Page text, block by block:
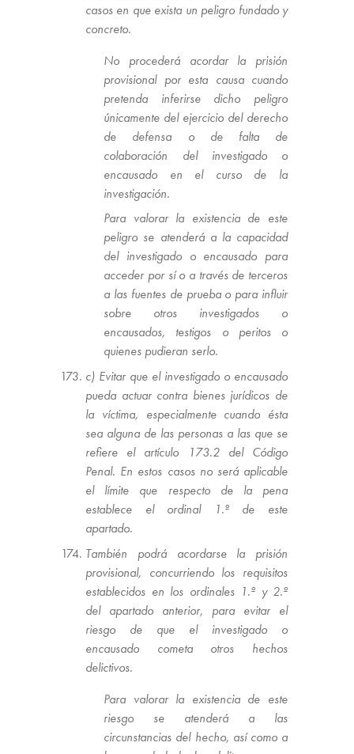
casos en que exista un peligro fundado y
concreto.
No procederá acordar la prisión
provisional por esta causa cuando
pretenda inferirse dicho peligro
únicamente del ejercicio del derecho
de defensa o de falta de
colaboración del investigado o
encausado en el curso de la
investigación.
Para valorar la existencia de este
peligro se atenderá a la capacidad
del investigado o encausado para
acceder por sí o a través de terceros
a las fuentes de prueba o para influir
sobre otros investigados o
encausados, testigos o peritos o
quienes pudieran serlo.
c) Evitar que el investigado o encausado
pueda actuar contra bienes jurídicos de
la víctima, especialmente cuando ésta
sea alguna de las personas a las que se
refiere el artículo 173.2 del Código
Penal. En estos casos no será aplicable
el límite que respecto de la pena
establece el ordinal 1.º de este
apartado.
También podrá acordarse la prisión
provisional, concurriendo los requisitos
establecidos en los ordinales 1.º y 2.º
del apartado anterior, para evitar el
riesgo de que el investigado o
encausado cometa otros hechos
delictivos.
Para valorar la existencia de este
riesgo se atenderá a las
circunstancias del hecho, así como a